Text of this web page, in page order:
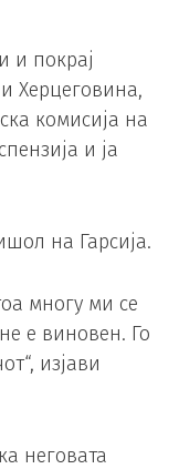
и покрај
Херцеговина,
комисија на
и ја
на Гарсија.
многу ми се
е виновен. Го
изјави
неговата